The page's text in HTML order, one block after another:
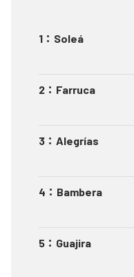
1 ： Soleá
2 ： Farruca
3 ： Alegrías
4 ： Bambera
5 ： Guajira